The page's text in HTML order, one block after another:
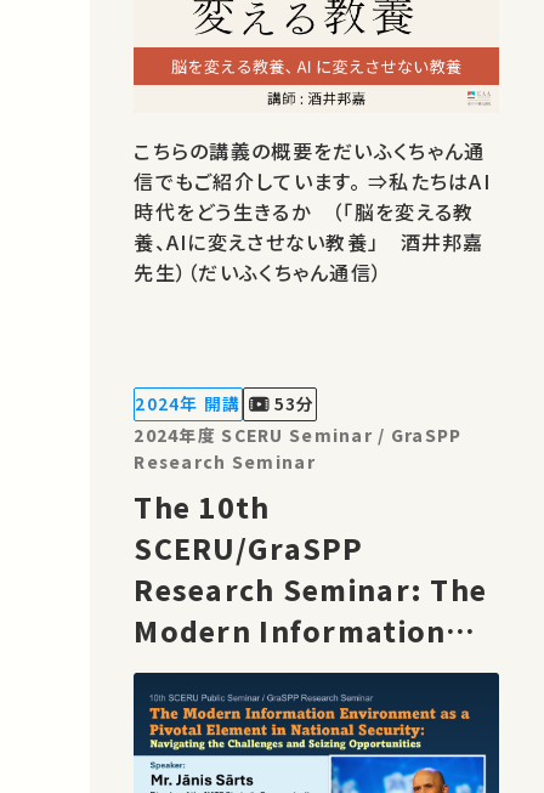
こちらの講義の概要をだいふくちゃん通
信でもご紹介しています。 ⇒私たちはAI
時代をどう生きるか （「脳を変える教
養、AIに変えさせない教養」 酒井邦嘉
先生）（だいふくちゃん通信）
2024年 開講
53分
2024年度 SCERU Seminar / GraSPP
Research Seminar
The 10th
SCERU/GraSPP
Research Seminar: The
Modern Information
Environment as a
Pivotal Element in
National Security [EN]